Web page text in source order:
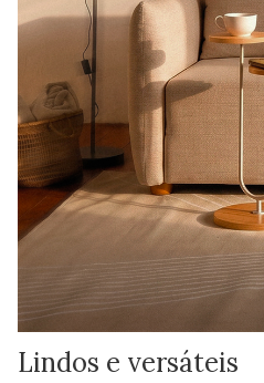
Lindos e versáteis